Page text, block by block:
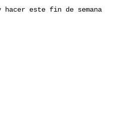
hacer este fin de semana